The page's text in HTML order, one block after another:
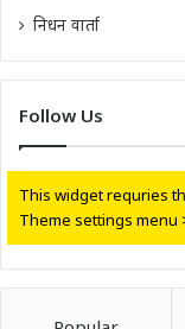
निधन वार्ता
Follow Us
This widget requries
Theme settings menu